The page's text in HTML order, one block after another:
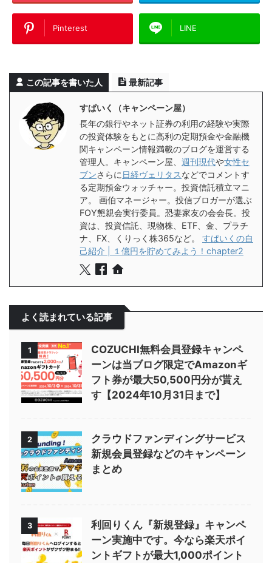
Pinterest LINE
この記事を書いた人 最新記事
すぱいく（キャンペーン屋）
長年の銀行やネット証券の利用の経験や実際
の投資体験をもとに高利の定期預金や金融機
関キャンペーン情報満載のブログを運営する
管理人。キャンペーン屋、 週刊現代や女性セ
ブンさらに 日経ヴェリタスなどでコメントす
る定期預金ウォッチャー。投資信託積立マニ
ア。 画伯マネージャー。投信ブロガーが選ぶ
FOY懇親会実行委員。恐妻家友の会会長。投
資は、投資信託、現物株、ETF、金、プラチ
ナ、FX、くりっく株365など。 すぱいくの自
己紹介 | １億円を貯めてみよう！chapter2
よく読まれている記事
1
COZUCHI無料会員登録キャンペ
ーンは当ブログ限定でAmazonギ
フト券が最大50,500円分が貰え
す【2024年10月31日まで】
2
クラウドファンディングサービス
新規会員登録などのキャンペーン
まとめ
3
利回りくん『新規登録』キャンペ
ーン実施中です。今なら楽天ポイ
ントギフトが最大1,000ポイント